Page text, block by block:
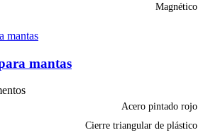
Magnético
mantas
Acero pintado rojo
Cierre triangular de plástico